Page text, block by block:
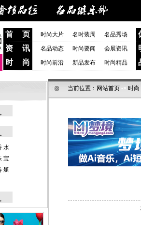
首 页 时尚大片 名时装周名品秀场
资 讯
名品动态 时尚要闻 会展资讯
时 尚
时尚前沿 新品发布 时尚精品
水
宝
艇
当前位置： 网站首页 -> 时尚